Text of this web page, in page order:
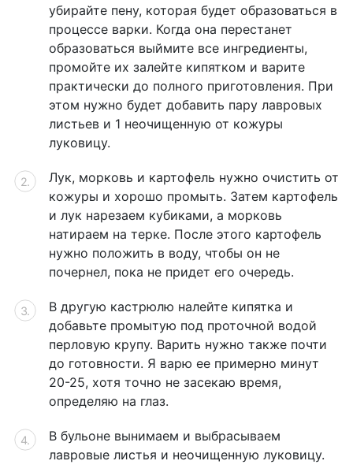
убирайте пену, которая будет образоваться в
процессе варки. Когда она перестанет
образоваться выймите все ингредиенты,
промойте их залейте кипятком и варите
практически до полного приготовления. При
этом нужно будет добавить пару лавровых
листьев и 1 неочищенную от кожуры
луковицу.
Лук, морковь и картофель нужно очистить от
кожуры и хорошо промыть. Затем картофель
и лук нарезаем кубиками, а морковь
натираем на терке. После этого картофель
нужно положить в воду, чтобы он не
почернел, пока не придет его очередь.
В другую кастрюлю налейте кипятка и
добавьте промытую под проточной водой
перловую крупу. Варить нужно также почти
до готовности. Я варю ее примерно минут
20-25, хотя точно не засекаю время,
определяю на глаз.
В бульоне вынимаем и выбрасываем
лавровые листья и неочищенную луковицу.